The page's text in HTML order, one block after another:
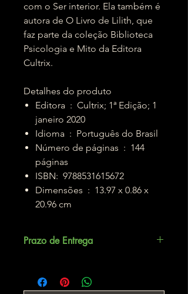
com o Ser interior. Ela também é
autora de O Livro de Lilith, que
faz parte da coleção Biblioteca
Psicologia e Mito da Editora
Cultrix.
Detalhes do produto
Editora ‏ : ‎ Cultrix; 1ª Edição; 1
janeiro 2020
Idioma ‏ : ‎ Português do Brasil
Número de páginas ‏ : ‎ 144
páginas
ISBN: ‎ 9788531615672
Dimensões ‏ : ‎ 13.97 x 0.86 x
20.96 cm
Prazo de Entrega